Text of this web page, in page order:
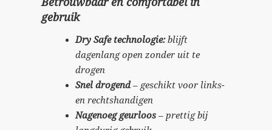
gebruik
Dry Safe technologie:blijft
dagenlang open zonder uit te
drogen
Snel drogend– geschikt voor links-
en rechtshandigen
Nagenoeg geurloos – prettig bij